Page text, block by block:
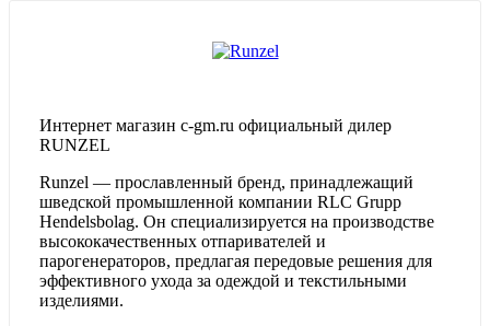
Интернет магазин c-gm.ru официальный дилер
RUNZEL
Runzel — прославленный бренд, принадлежащий
шведской промышленной компании RLC Grupp
Hendelsbolag. Он специализируется на производстве
высококачественных отпаривателей и
парогенераторов, предлагая передовые решения для
эффективного ухода за одеждой и текстильными
изделиями.